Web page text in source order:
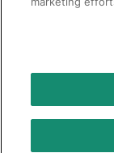
当サイトの利用条
透明性に関す